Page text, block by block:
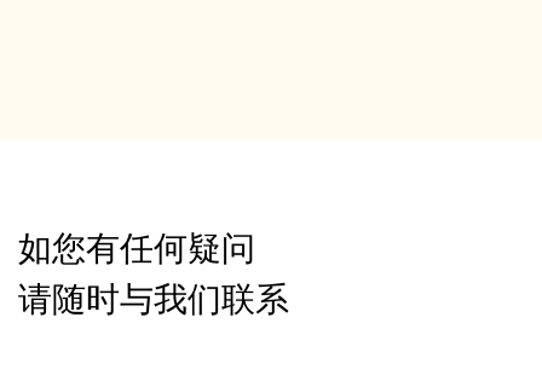
如您有任何疑问
请随时与我们联系